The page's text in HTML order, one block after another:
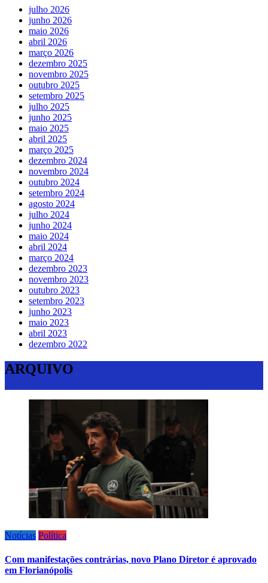
julho 2026
junho 2026
maio 2026
abril 2026
março 2026
dezembro 2025
novembro 2025
outubro 2025
setembro 2025
julho 2025
junho 2025
maio 2025
abril 2025
março 2025
dezembro 2024
novembro 2024
outubro 2024
setembro 2024
agosto 2024
julho 2024
junho 2024
maio 2024
abril 2024
março 2024
dezembro 2023
novembro 2023
outubro 2023
setembro 2023
junho 2023
maio 2023
abril 2023
dezembro 2022
ARQUIVO
Notícias Política
Com manifestações contrárias, novo Plano Diretor é aprovado
em Florianópolis